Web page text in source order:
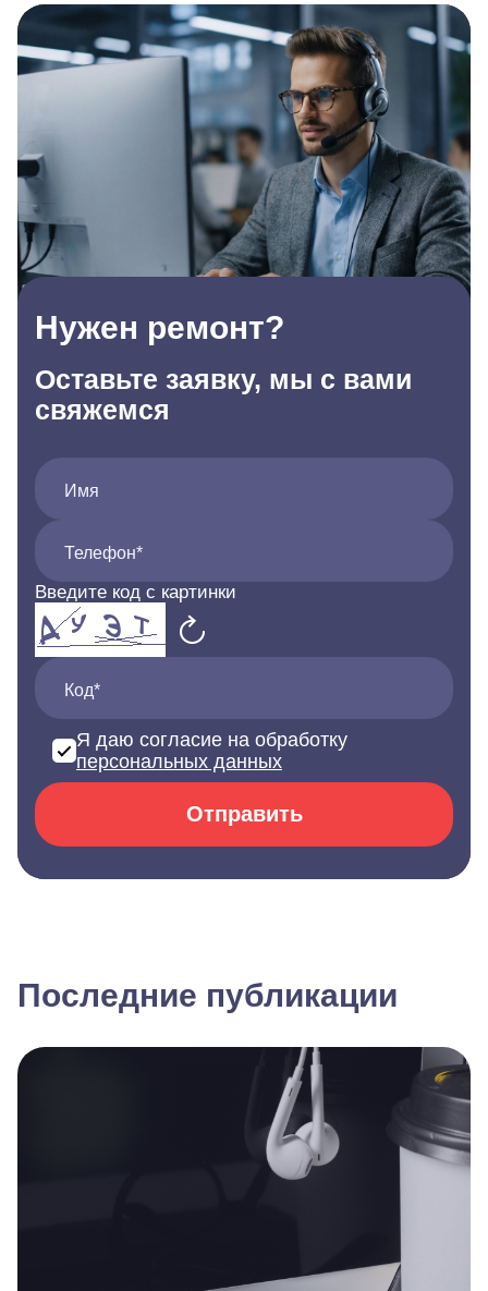
Нужен ремонт?
Оставьте заявку, мы с вами
свяжемся
Имя
Телефон*
Введите код с картинки
Код*
Я даю согласие на обработку
персональных данных
Отправить
Последние публикации